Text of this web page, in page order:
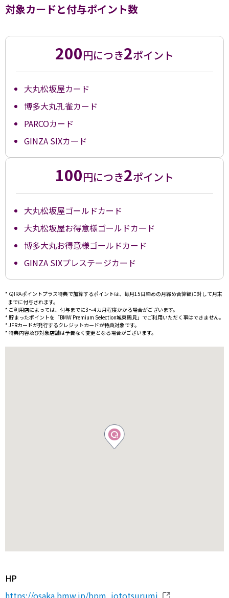
対象カードと付与ポイント数
200円につき2ポイント
大丸松坂屋カード
博多大丸孔雀カード
PARCOカード
GINZA SIXカード
100円につき2ポイント
大丸松坂屋ゴールドカード
大丸松坂屋お得意様ゴールドカード
博多大丸お得意様ゴールドカード
GINZA SIXプレステージカード
QIRAポイントプラス特典で加算するポイントは、毎月15日締めの月締め合算額に対して月末
までに付与されます。
ご利用店によっては、付与までに3～4カ月程度かかる場合がございます。
貯まったポイントを「BMW Premium Selection城東鶴見」でご利用いただく事はできません。
JFRカードが発行するクレジットカードが特典対象です。
特典内容及び対象店舗は予告なく変更となる場合がございます。
HP
https://osaka.bmw.jp/bpm_jototsurumi